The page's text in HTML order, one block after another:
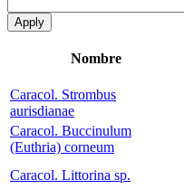
Nombre
Caracol. Strombus
aurisdianae
Caracol. Buccinulum
(Euthria) corneum
Caracol. Littorina sp.